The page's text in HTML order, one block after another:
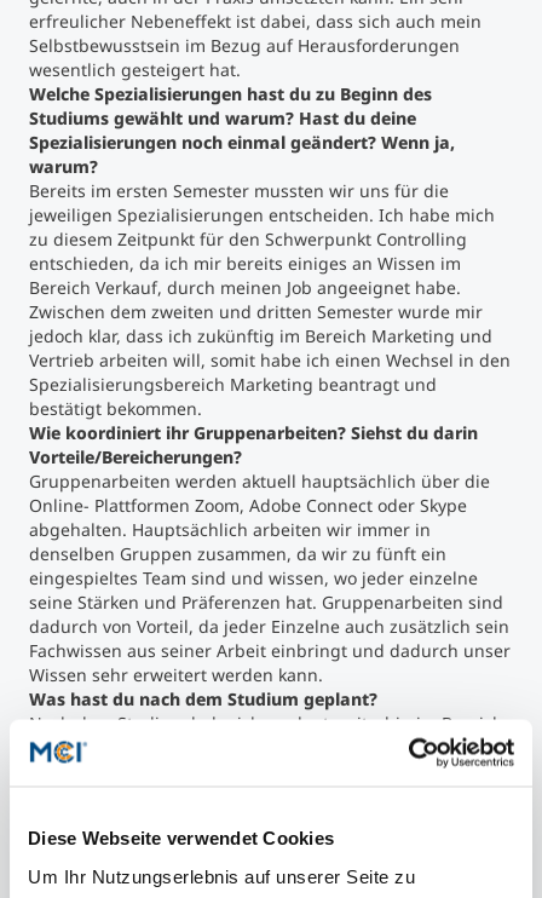
Diese Webseite verwendet Cookies
Um Ihr Nutzungserlebnis auf unserer Seite zu
erfreulicher Nebeneffekt ist dabei, dass sich auch mein
Selbstbewusstsein im Bezug auf Herausforderungen
wesentlich gesteigert hat.
Welche Spezialisierungen hast du zu Beginn des
Studiums gewählt und warum? Hast du deine
Spezialisierungen noch einmal geändert? Wenn ja,
warum?
Bereits im ersten Semester mussten wir uns für die
jeweiligen Spezialisierungen entscheiden. Ich habe mich
zu diesem Zeitpunkt für den Schwerpunkt Controlling
entschieden, da ich mir bereits einiges an Wissen im
Bereich Verkauf, durch meinen Job angeeignet habe.
Zwischen dem zweiten und dritten Semester wurde mir
jedoch klar, dass ich zukünftig im Bereich Marketing und
Vertrieb arbeiten will, somit habe ich einen Wechsel in den
Spezialisierungsbereich Marketing beantragt und
bestätigt bekommen.
Wie koordiniert ihr Gruppenarbeiten? Siehst du darin
Vorteile/Bereicherungen?
Gruppenarbeiten werden aktuell hauptsächlich über die
Online- Plattformen Zoom, Adobe Connect oder Skype
abgehalten. Hauptsächlich arbeiten wir immer in
denselben Gruppen zusammen, da wir zu fünft ein
eingespieltes Team sind und wissen, wo jeder einzelne
seine Stärken und Präferenzen hat. Gruppenarbeiten sind
dadurch von Vorteil, da jeder Einzelne auch zusätzlich sein
Fachwissen aus seiner Arbeit einbringt und dadurch unser
Wissen sehr erweitert werden kann.
Was hast du nach dem Studium geplant?
Nach dem Studium habe ich geplant weiterhin im Bereich
Marketing und Vertrieb im Start-up Unternehmen zu
arbeiten, um zukünftig auch für mehrere MitarbeiterInnen
Learning Konzept klar (Abendtermine)? Siehst du darin
einen Vorteil für dein Studium?
Die Online Vorlesungen während der Woche sind eine